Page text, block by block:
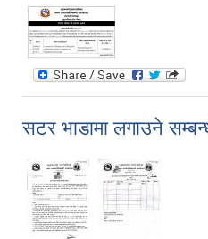
सटर भाडामा लगाउने